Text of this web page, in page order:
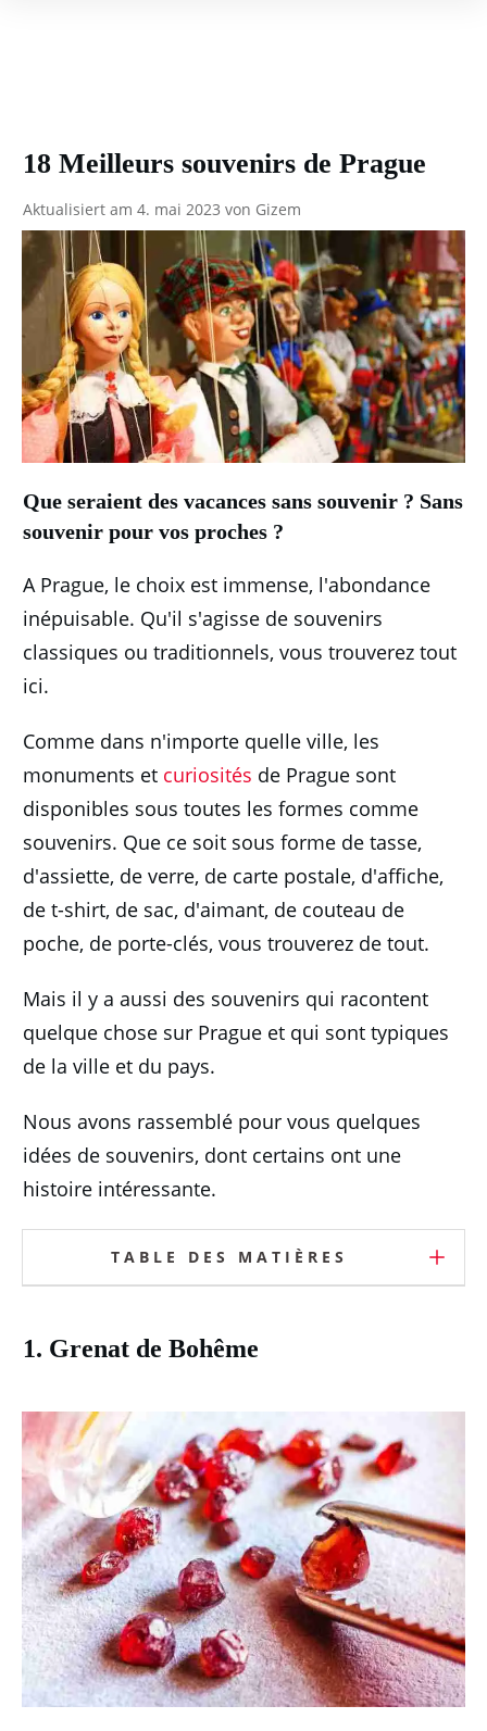
18 Meilleurs souvenirs de Prague
Aktualisiert am 4. mai 2023 von Gizem
Que seraient des vacances sans souvenir ? Sans
souvenir pour vos proches ?
A Prague, le choix est immense, l'abondance
inépuisable. Qu'il s'agisse de souvenirs
classiques ou traditionnels, vous trouverez tout
ici.
Comme dans n'importe quelle ville, les
monuments et curiosités de Prague sont
disponibles sous toutes les formes comme
souvenirs. Que ce soit sous forme de tasse,
d'assiette, de verre, de carte postale, d'affiche,
de t-shirt, de sac, d'aimant, de couteau de
poche, de porte-clés, vous trouverez de tout.
Mais il y a aussi des souvenirs qui racontent
quelque chose sur Prague et qui sont typiques
de la ville et du pays.
Nous avons rassemblé pour vous quelques
idées de souvenirs, dont certains ont une
histoire intéressante.
TABLE DES MATIÈRES
1. Grenat de Bohême